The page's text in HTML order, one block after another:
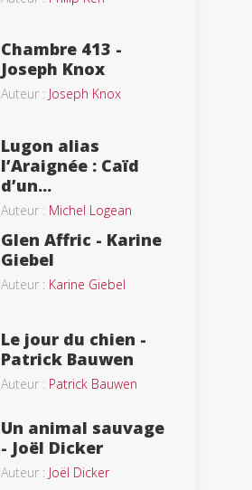
Chambre 413 -
Joseph Knox
Auteur : Joseph Knox
Lugon alias
l’Araignée : Caïd
d’un...
Auteur : Michel Logean
Glen Affric - Karine
Giebel
Auteur : Karine Giebel
Le jour du chien -
Patrick Bauwen
Auteur : Patrick Bauwen
Un animal sauvage
- Joël Dicker
Auteur : Joël Dicker